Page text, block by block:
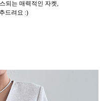
되는 매력적인 자켓,
드려요 :)